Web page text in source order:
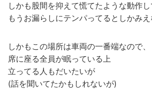
しかも股間を抑えて慌てたような動作
もうお漏らしにテンパってるとしかみえ
しかもこの場所は車両の一番端なので、
席に座る全員が眠っている上
立ってる人もだいたいが
(話を聞いてたかもしれないが)